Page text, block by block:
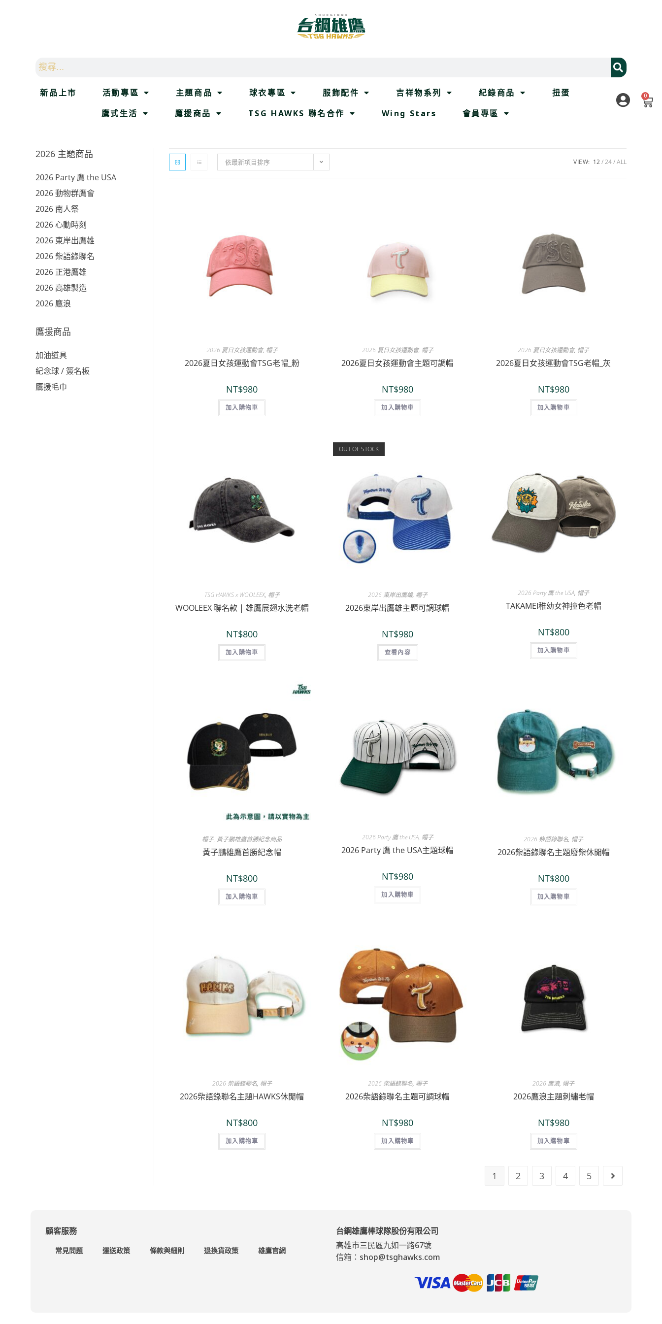
新品上市 活動專區 主題商品 球衣專區 服飾配件 吉祥物系列 紀錄商品
扭蛋
鷹式生活
鷹援商品 TSG HAWKS 聯名合作 Wing Stars 會員專區
0
依最新項目排序 VIEW: 12 24 ALL
2026 夏日女孩運動會, 帽子
2026夏日女孩運動會TSG老帽_粉
NT$980
加入購物車
2026 夏日女孩運動會, 帽子
2026夏日女孩運動會主題可調帽
NT$980
加入購物車
2026 夏日女孩運動會, 帽子
2026夏日女孩運動會TSG老帽_灰
NT$980
加入購物車
TSG HAWKS x WOOLEEX, 帽子
WOOLEEX 聯名款 | 雄鷹展翅水洗老帽
NT$800
加入購物車
OUT OF STOCK
2026 東岸出鷹雄, 帽子
2026東岸出鷹雄主題可調球帽
NT$980
查看內容
2026 Party 鷹 the USA, 帽子
TAKAMEI稚幼女神撞色老帽
NT$800
加入購物車
帽子, 黃子鵬雄鷹首勝紀念商品
黃子鵬雄鷹首勝紀念帽
NT$800
加入購物車
2026 Party 鷹 the USA, 帽子
2026 Party 鷹 the USA主題球帽
NT$980
加入購物車
2026 柴語錄聯名, 帽子
2026柴語錄聯名主題廢柴休閒帽
NT$800
加入購物車
2026 柴語錄聯名, 帽子
2026柴語錄聯名主題HAWKS休閒帽
NT$800
加入購物車
2026 柴語錄聯名, 帽子
2026柴語錄聯名主題可調球帽
NT$980
加入購物車
2026 鷹浪, 帽子
2026鷹浪主題刺繡老帽
NT$980
加入購物車
1 2 3 4 5
2026 主題商品
2026 Party 鷹 the USA
2026 動物群鷹會
2026 南人祭
2026 心動時刻
2026 東岸出鷹雄
2026 柴語錄聯名
2026 正港鷹雄
2026 高雄製造
2026 鷹浪
鷹援商品
加油道具
紀念球 / 簽名板
鷹援毛巾
顧客服務
常見問題 運送政策 條款與細則 退換貨政策 雄鷹官網
台鋼雄鷹棒球隊股份有限公司
高雄市三民區九如一路67號
信箱：shop@tsghawks.com